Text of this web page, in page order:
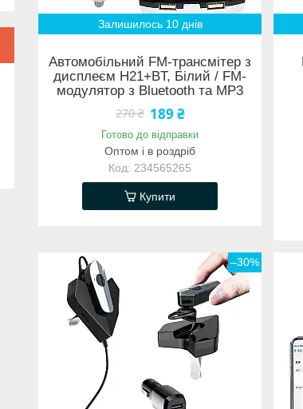
Залишилось 10 днів
Автомобільний FM-трансмітер з
дисплеєм H21+BT, Білий / FM-
модулятор з Bluetooth та MP3
270 ₴ 189 ₴
Готово до відправки
Оптом і в роздріб
234565265
Купити
–30%